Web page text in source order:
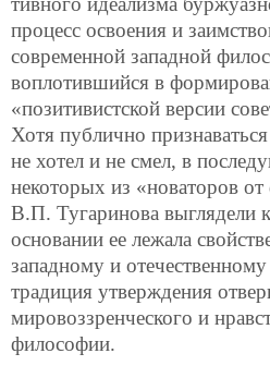
процесс освоения и
современной западной
воплотившийся в
«позитивистской версии
Хотя публично
не хотел и не смел, в
некоторых из «новаторов
В.П. Тугаринова выглядели
основании ее лежала
западному и
традиция утверждения
мировоззренческого и
философии.